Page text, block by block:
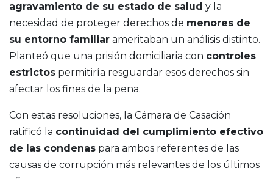
agravamiento de su estado de salud y la
necesidad de proteger derechos de menores de
su entorno familiar ameritaban un análisis distinto.
Planteó que una prisión domiciliaria con controles
estrictos permitiría resguardar esos derechos sin
afectar los fines de la pena.
Con estas resoluciones, la Cámara de Casación
ratificó la continuidad del cumplimiento efectivo
de las condenas para ambos referentes de las
causas de corrupción más relevantes de los últimos